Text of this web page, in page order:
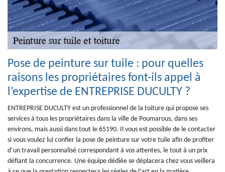
Pose de peinture sur tuile : pour quelles
raisons les propriétaires font-ils appel à
l’expertise de ENTREPRISE DUCULTY ?
ENTREPRISE DUCULTY est un professionnel de la toiture qui propose ses
services à tous les propriétaires dans la ville de Poumarous, dans ses
environs, mais aussi dans tout le 65190. Il vous est possible de le contacter
si vous voulez lui confier la pose de peinture sur votre tuile afin de profiter
d’un travail personnalisé correspondant à vos attentes, le tout à un prix
défiant la concurrence. Une équipe dédiée se déplacera chez vous veillera